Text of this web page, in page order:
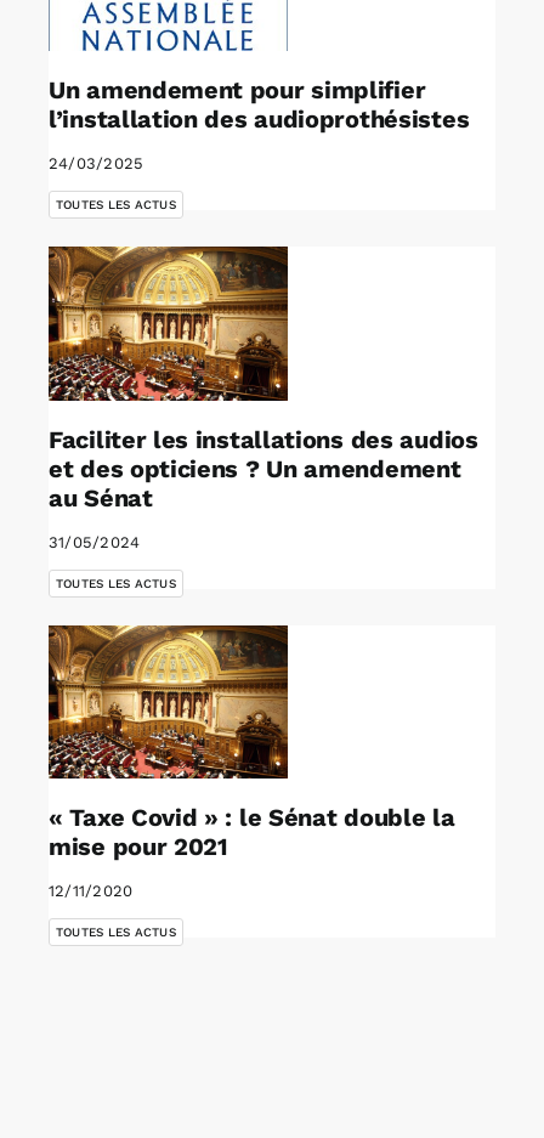
Un amendement pour simplifier
l’installation des audioprothésistes
24/03/2025
TOUTES LES ACTUS
Faciliter les installations des audios
et des opticiens ? Un amendement
au Sénat
31/05/2024
TOUTES LES ACTUS
« Taxe Covid » : le Sénat double la
mise pour 2021
12/11/2020
TOUTES LES ACTUS